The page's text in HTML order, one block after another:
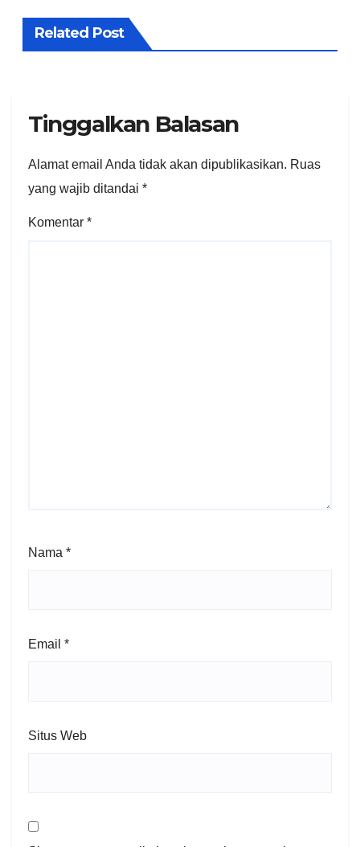
Related Post
Tinggalkan Balasan
Alamat email Anda tidak akan dipublikasikan. Ruas
yang wajib ditandai *
Komentar *
Nama *
Email *
Situs Web